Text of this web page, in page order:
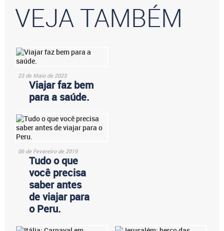
VEJA TAMBÉM
23 de Maio de 2023
Viajar faz bem
para a saúde.
06 de Fevereiro de 2019
Tudo o que
você precisa
saber antes
de viajar para
o Peru.